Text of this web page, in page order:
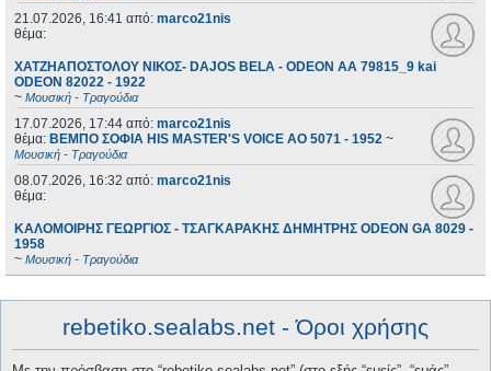
21.07.2026, 16:41 από: marco21nis
θέμα:
ΧΑΤΖΗΑΠΟΣΤΟΛΟΥ ΝΙΚΟΣ- DAJOS BELA - ODEON AA 79815_9 kai
ODEON 82022 - 1922
~ Μουσική - Τραγούδια
17.07.2026, 17:44 από: marco21nis
θέμα: ΒΕΜΠΟ ΣΟΦΙΑ HIS MASTER'S VOICE AO 5071 - 1952 ~
Μουσική - Τραγούδια
08.07.2026, 16:32 από: marco21nis
θέμα:
ΚΑΛΟΜΟΙΡΗΣ ΓΕΩΡΓΙΟΣ - ΤΣΑΓΚΑΡΑΚΗΣ ΔΗΜΗΤΡΗΣ ODEON GA 8029 -
1958
~ Μουσική - Τραγούδια
rebetiko.sealabs.net - Όροι χρήσης